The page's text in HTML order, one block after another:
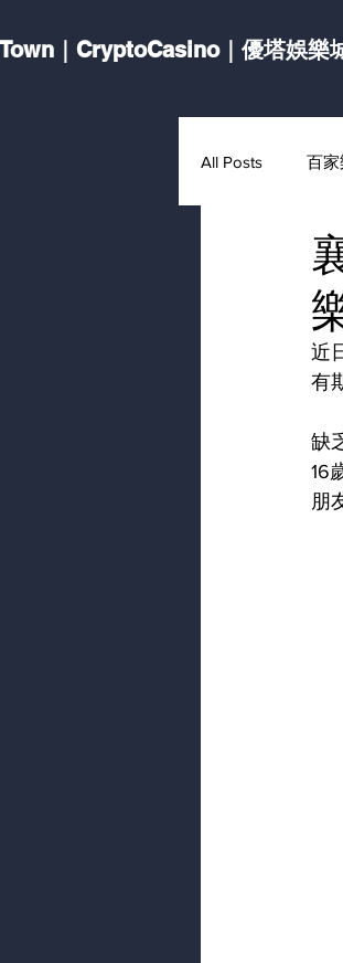
｜CryptoCasino｜優塔娛樂
All Posts 百
近
有
缺
16
朋